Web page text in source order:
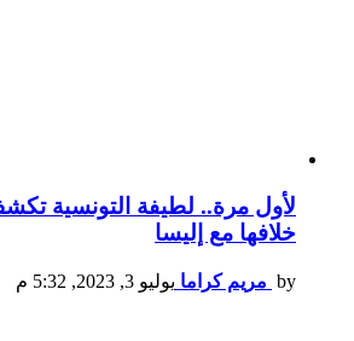
لأول مرة.. لطيفة التونسية
خلافها مع إليسا
by مريم كراما يوليو 3, 2023, 5:32 م